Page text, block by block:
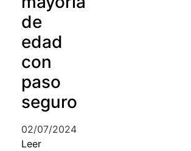
de
edad
con
paso
seguro
02/07/2024
Leer